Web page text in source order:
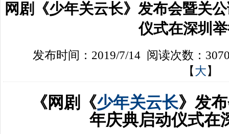
网剧《少年关云长》发布会暨关
仪式在深圳
发布时间：2019/7/14 阅读次数：
【 大 】
《网剧《少年关云长》发
年庆典启动仪式在